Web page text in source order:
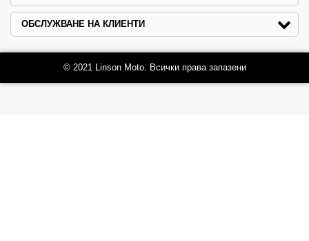
ОБСЛУЖВАНЕ НА КЛИЕНТИ
© 2021 Linson Moto. Всички права запазени